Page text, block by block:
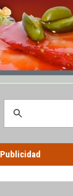
Publicidad